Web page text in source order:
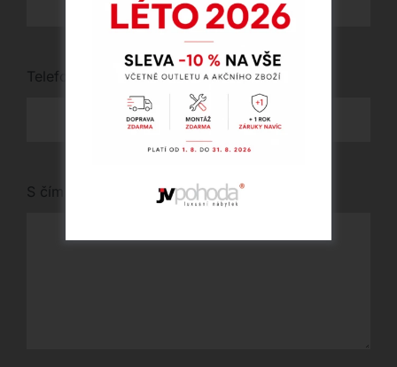
Telefon
S čím vám můžeme pomoci?